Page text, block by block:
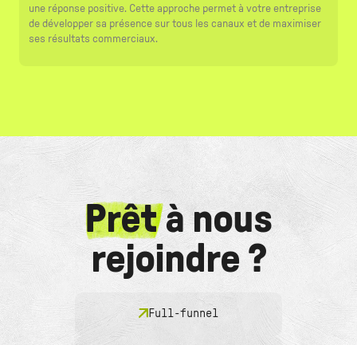
une réponse positive. Cette approche permet à votre entreprise
de développer sa présence sur tous les canaux et de maximiser
ses résultats commerciaux.
Prêtà nous
rejoindre ?
Full-funnel